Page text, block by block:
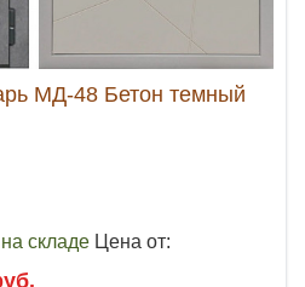
МД-48 Бетон темный
складе Цена от: